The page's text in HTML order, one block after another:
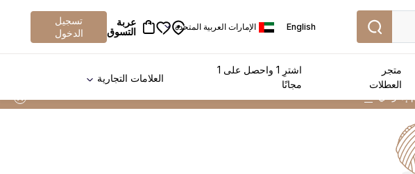
English الإمارات العربية المتحدة
عربة
التسوق
تسجيل
الدخول
متجر
العطلات
اشترِ 1 واحصل على 1
مجانًا
العلامات التجارية